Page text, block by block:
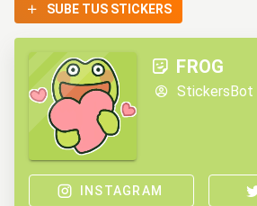
SUBE TUS STICKERS
FROG
StickersBot
INSTAGRAM